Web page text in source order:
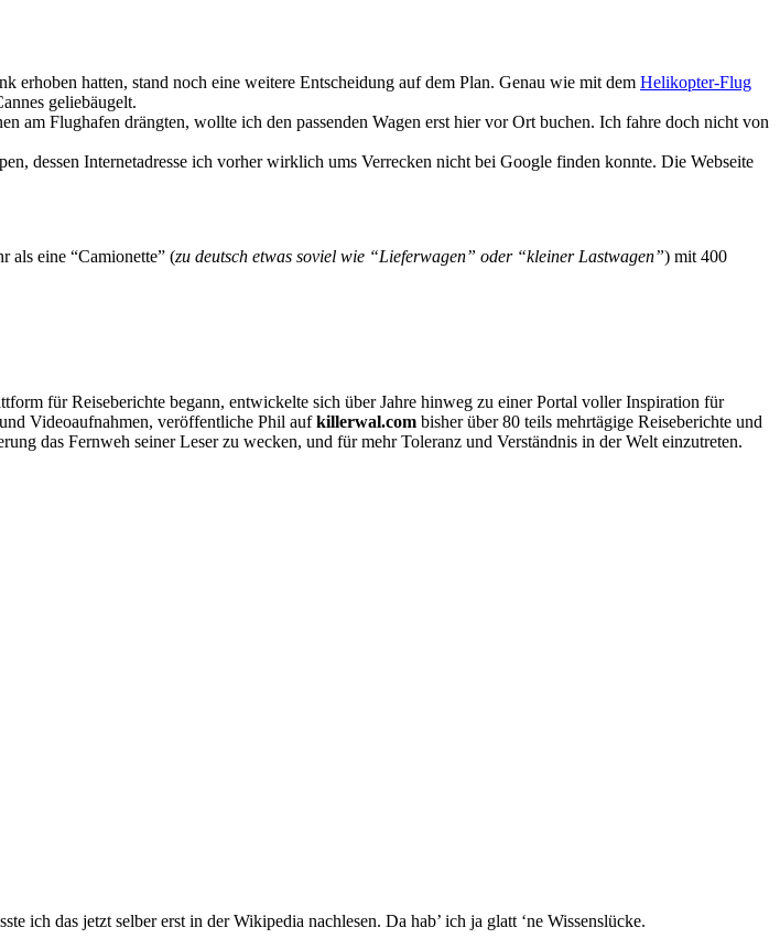
hatten, stand noch eine weitere Entscheidung auf dem Plan. Genau wie mit dem Helikopter-Flug
geliebäugelt.
am Flughafen drängten, wollte ich den passenden Wagen erst hier vor Ort buchen. Ich fahre doch nicht von
dessen Internetadresse ich vorher wirklich ums Verrecken nicht bei Google finden konnte. Die Webseite
als eine “Camionette” (zu deutsch etwas soviel wie “Lieferwagen” oder “kleiner Lastwagen”) mit 400
für Reiseberichte begann, entwickelte sich über Jahre hinweg zu einer Portal voller Inspiration für
Videoaufnahmen, veröffentliche Phil aufkillerwal.com bisher über 80 teils mehrtägige Reiseberichte und
das Fernweh seiner Leser zu wecken, und für mehr Toleranz und Verständnis in der Welt einzutreten.
das jetzt selber erst in der Wikipedia nachlesen. Da hab’ ich ja glatt ‘ne Wissenslücke.